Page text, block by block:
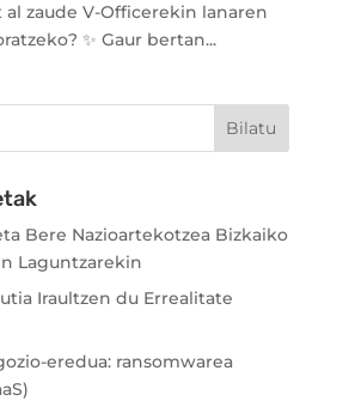
al zaude V-Officerekin lanaren
✨ Gaur bertan...
Bere Nazioartekotzea Bizkaiko
Laguntzarekin
Iraultzen du Errealitate
eredua: ransomwarea